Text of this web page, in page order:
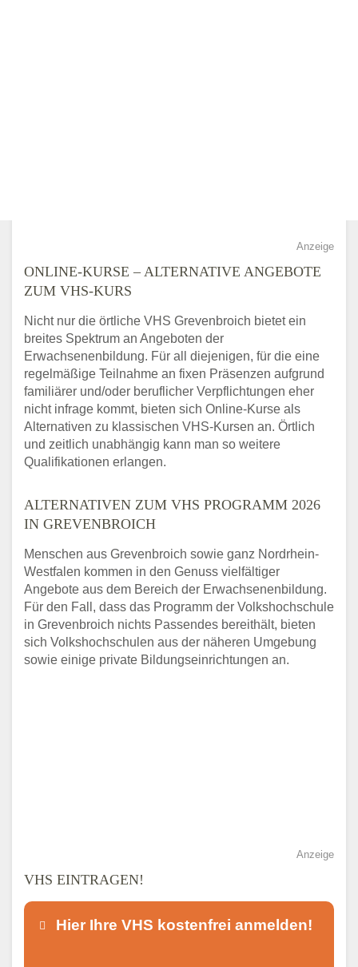
Anzeige
ONLINE-KURSE – ALTERNATIVE ANGEBOTE
ZUM VHS-KURS
Nicht nur die örtliche VHS Grevenbroich bietet ein
breites Spektrum an Angeboten der
Erwachsenenbildung. Für all diejenigen, für die eine
regelmäßige Teilnahme an fixen Präsenzen aufgrund
familiärer und/oder beruflicher Verpflichtungen eher
nicht infrage kommt, bieten sich Online-Kurse als
Alternativen zu klassischen VHS-Kursen an. Örtlich
und zeitlich unabhängig kann man so weitere
Qualifikationen erlangen.
ALTERNATIVEN ZUM VHS PROGRAMM 2026
IN GREVENBROICH
Menschen aus Grevenbroich sowie ganz Nordrhein-
Westfalen kommen in den Genuss vielfältiger
Angebote aus dem Bereich der Erwachsenenbildung.
Für den Fall, dass das Programm der Volkshochschule
in Grevenbroich nichts Passendes bereithält, bieten
sich Volkshochschulen aus der näheren Umgebung
sowie einige private Bildungseinrichtungen an.
Anzeige
VHS EINTRAGEN!
Hier Ihre VHS kostenfrei anmelden!